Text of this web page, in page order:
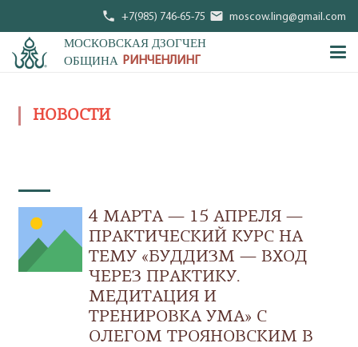
phone +7(985) 746-65-75 mail moscow.ling@gmail.com
МОСКОВСКАЯ ДЗОГЧЕН
ОБЩИНА РИНЧЕНЛИНГ
НОВОСТИ
4 МАРТА — 15 АПРЕЛЯ —
ПРАКТИЧЕСКИЙ КУРС НА
ТЕМУ «БУДДИЗМ — ВХОД
ЧЕРЕЗ ПРАКТИКУ.
МЕДИТАЦИЯ И
ТРЕНИРОВКА УМА» С
ОЛЕГОМ ТРОЯНОВСКИМ В